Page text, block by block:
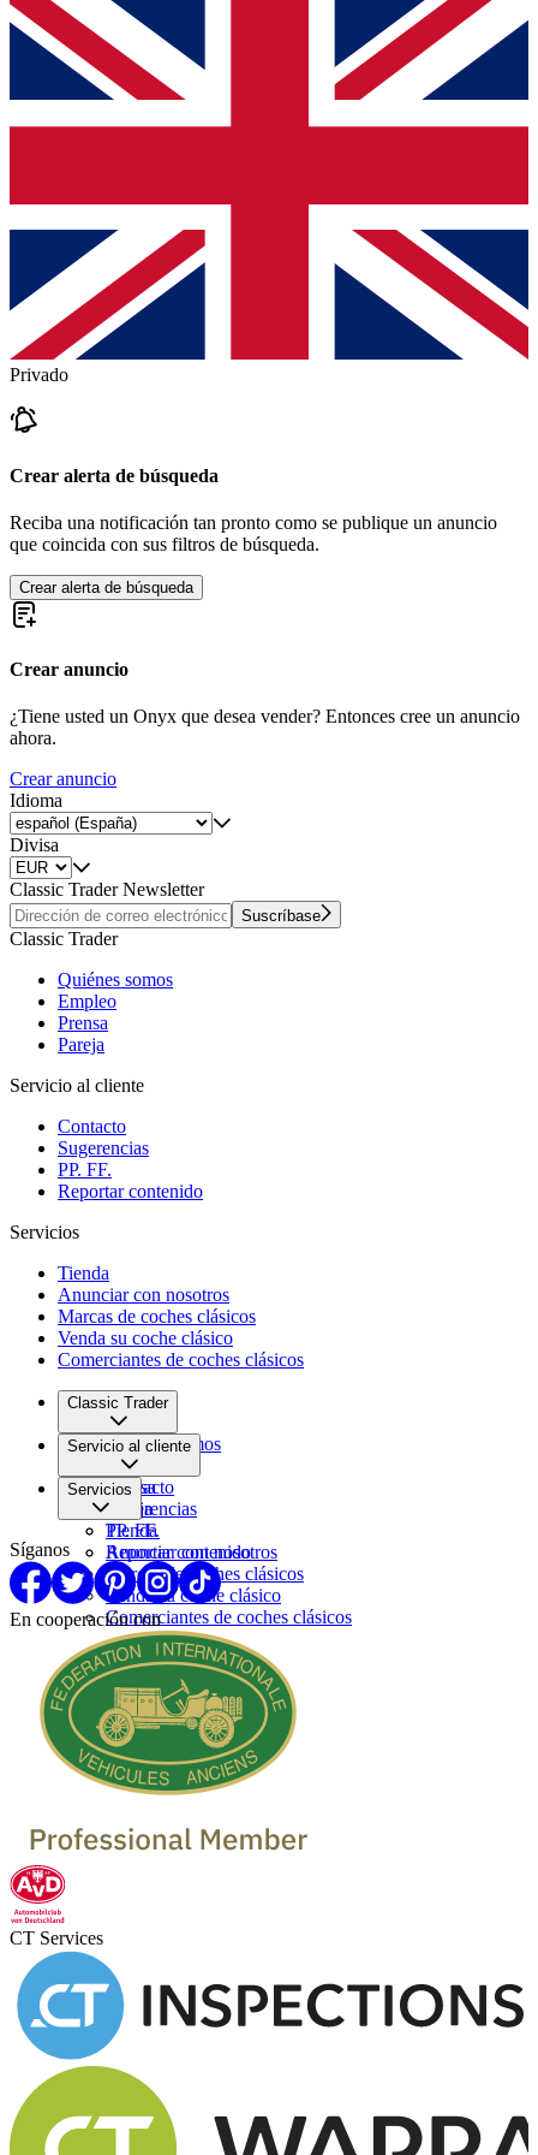
Privado
Crear alerta de búsqueda
Reciba una notificación tan pronto como se publique un anuncio
que coincida con sus filtros de búsqueda.
Crear alerta de búsqueda
Crear anuncio
¿Tiene usted un Onyx que desea vender? Entonces cree un anuncio
ahora.
Crear anuncio
Idioma
Divisa
Classic Trader Newsletter
Suscríbase
Classic Trader
Quiénes somos
Empleo
Prensa
Pareja
Servicio al cliente
Contacto
Sugerencias
PP. FF.
Reportar contenido
Servicios
Tienda
Anunciar con nosotros
Marcas de coches clásicos
Venda su coche clásico
Comerciantes de coches clásicos
Classic Trader
Quiénes somos
Empleo
Prensa
Pareja
Servicio al cliente
Contacto
Sugerencias
PP. FF.
Reportar contenido
Servicios
Tienda
Anunciar con nosotros
Marcas de coches clásicos
Venda su coche clásico
Comerciantes de coches clásicos
Síganos
En cooperación con
CT Services